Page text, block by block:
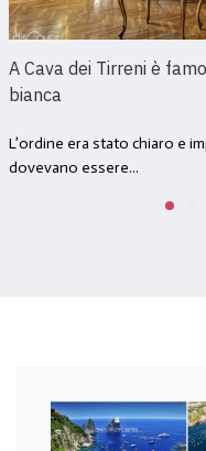
A Cava dei Tirreni è
bianca
L’ordine era stato chiaro e
dovevano essere...